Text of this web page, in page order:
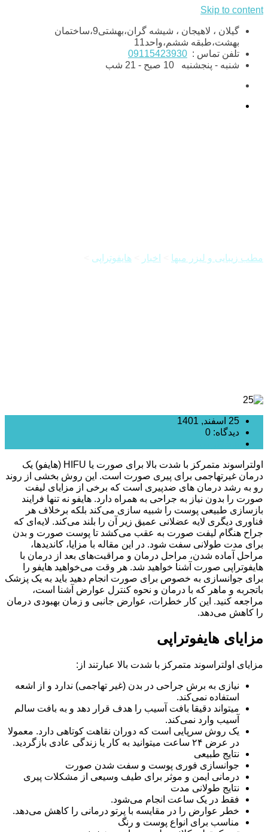
Skip to content
گیلان ، لاهیجان ، شیشه گران،بهشتی9،ساختمان
بهشت،طبقه ششم،واحد11
تلفن تماس : 09115423930
شنبه - پنجشنبه
مطب زیبایی و لیزر میها اخبار هایفوتراپی
25 اسفند, 1401
دیدگاه: 0
اولتراسوند متمرکز با شدت بالا برای صورت یا HIFU (هایفو) یک
درمان غیرتهاجمی برای پیری صورت است. این روش بخشی از روند
رو به رشد درمان های ضدپیری است که برخی از مزایای لیفت
صورت را بدون نیاز به جراحی به همراه دارد. هایفو نه تنها فرایند
بازسازی طبیعی پوست را شبیه سازی می‌کند بلکه برخلاف هر
فناوری دیگری لایه عضلانی عمیق زیر آن را بلند می‌کند. لایه‌ای که
جراح هنگام لیفت صورت به عقب می‌کشد تا پوست صورت و بدن
برای مدت طولانی سفت شود. در این مقاله با مزایا، کاندیدها،
مراحل آماده شدن، مراحل درمان و مراقبت‌های بعد از درمان با
هایفوتراپی صورت آشنا خواهید شد. هر وقت می‌خواهید هایفو را
برای جوانسازی به خصوص برای صورت انجام دهید باید به یک پزشک
باتجربه و ماهر که با درمان و نحوه کنترل عوارض آشنا است،
مراجعه کنید. این کار خطرات، عوارض جانبی و زمان بهبودی درمان
را کاهش می‌دهد.
مزایای هایفوتراپی
مزایای اولتراسوند متمرکز با شدت بالا عبارتند از:
نیازی به برش جراحی در بدن (غیر تهاجمی) ندارد و از اشعه
استفاده نمی‌کند.
میتواند دقیقا بافت آسیب را هدف قرار دهد و به بافت سالم
آسیب وارد نمی‌کند.
یک روش سرپایی است که دوران نقاهت کوتاهی دارد. معمولا
در عرض ۲۴ ساعت میتوانید به کار یا زندگی عادی بازگردید.
نتایج طبیعی
جوانسازی فوری پوست و سفت شدن صورت
درمانی ایمن و موثر برای طیف وسیعی از مشکلات پیری
نتایج طولانی مدت
فقط در یک ساعت انجام می‌شود.
خطر عوارض را در مقایسه با پرتو درمانی را کاهش می‌دهد.
مناسب برای انواع پوست و رنگ